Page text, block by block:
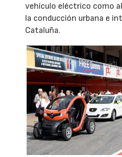
vehículo eléctrico como
la conducción urbana e
Cataluña.